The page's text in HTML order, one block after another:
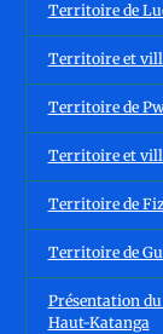
Territoire de
Territoire et
Territoire de
Territoire et
Territoire de
Territoire de
Présentation
Haut-Katanga